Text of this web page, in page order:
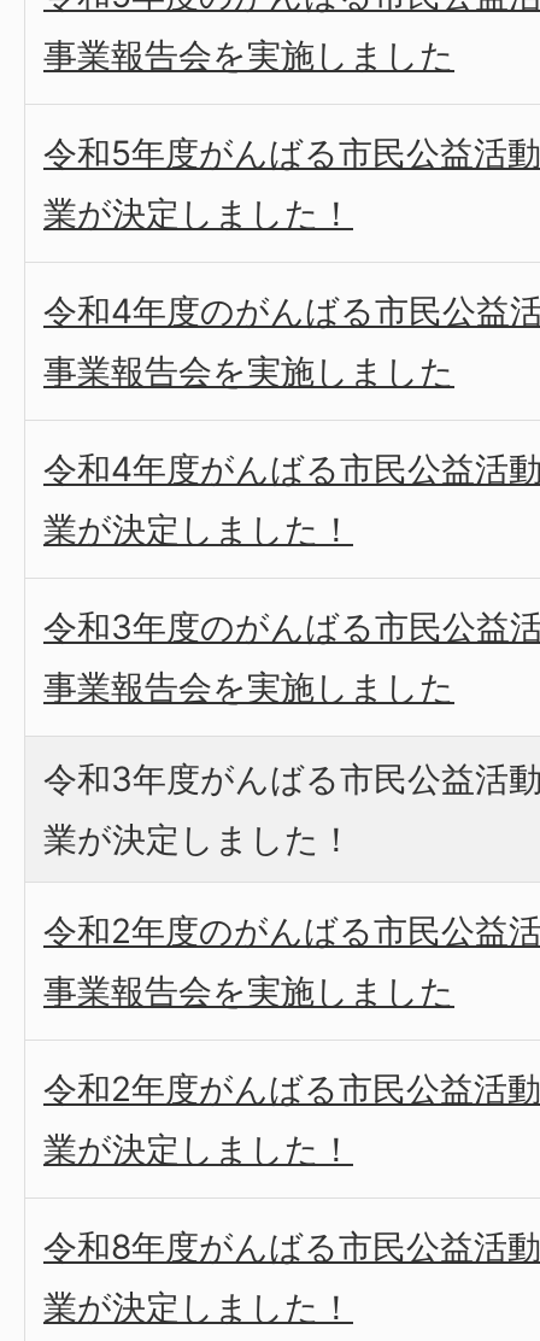
事業報告会を実施しました
令和5年度がんばる市民公益活
業が決定しました！
令和4年度のがんばる市民公益
事業報告会を実施しました
令和4年度がんばる市民公益活
業が決定しました！
令和3年度のがんばる市民公益
事業報告会を実施しました
令和3年度がんばる市民公益活
業が決定しました！
令和2年度のがんばる市民公益
事業報告会を実施しました
令和2年度がんばる市民公益活
業が決定しました！
令和8年度がんばる市民公益活
業が決定しました！